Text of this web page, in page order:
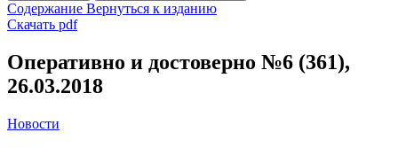
Содержание Вернуться к изданию
Скачать pdf
Оперативно и достоверно №6 (361),
26.03.2018
Новости